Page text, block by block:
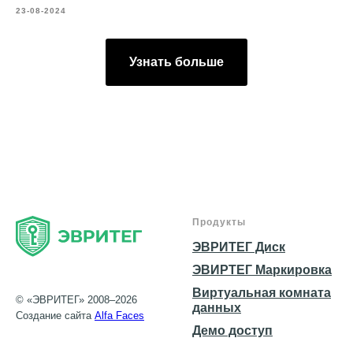
23-08-2024
Узнать больше
© «ЭВРИТЕГ» 2008–2026
Создание сайта Alfa Faces
Продукты
ЭВРИТЕГ Диск
ЭВИРТЕГ Маркировка
Виртуальная комната
данных
Демо доступ